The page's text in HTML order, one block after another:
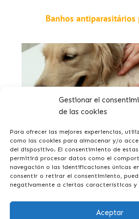
Gestionar el
de las cookies
Para ofrecer las mejores experiencias,
como las cookies para almacenar y/o
del dispositivo. El consentimiento de
permitirá procesar datos como el
navegación o las identificaciones únicas
consentir o retirar el consentimiento,
negativamente a ciertas características y
Aceptar
Banhos antiparasitários